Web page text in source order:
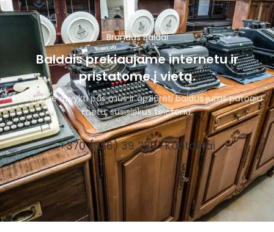
Brandūs Baldai
Baldais prekiaujame internetu ir
pristatome į vietą.
Kviečiame atvykti pas mus ir apžiūrėti baldus jums patogiu
metu, susisiekus telefonu.
+370 (656) 39 287 Kontaktai